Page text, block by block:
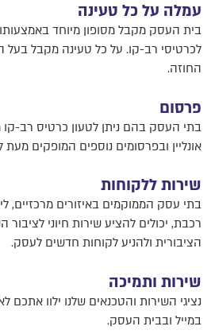
עמלה על כל טעינה
בית העסק מקבל מסופון מיוחד
לכרטיסי רב-קו. על כל טעינה מקבל
החוזה.
פרסום
בתי העסק בהם ניתן לטעון כרטיס רב-
אונליין ובפרסומים נוספים המופקים מעת
שירות ללקוחות
בתי עסק הממוקמים באיזורים מרכזיים,
רכבת, יכולים להציע שירות חיוני
הציבורית ולהניע לקוחות חדשים לעסק.
שירות ותמיכה
נציגי השירות והטכנאים שלנו ילוו אתכם
במייל ובבית העסק.